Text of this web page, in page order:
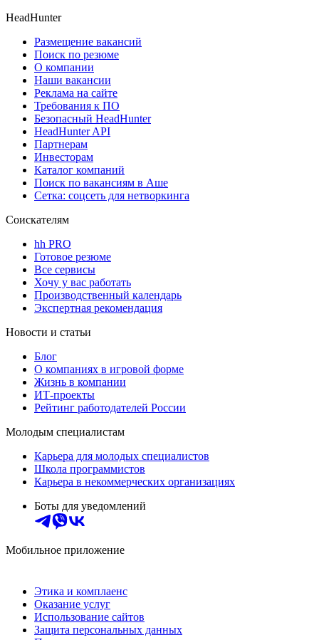
HeadHunter
Размещение вакансий
Поиск по резюме
О компании
Наши вакансии
Реклама на сайте
Требования к ПО
Безопасный HeadHunter
HeadHunter API
Партнерам
Инвесторам
Каталог компаний
Поиск по вакансиям в Аше
Сетка: соцсеть для нетворкинга
Соискателям
hh PRO
Готовое резюме
Все сервисы
Хочу у вас работать
Производственный календарь
Экспертная рекомендация
Новости и статьи
Блог
О компаниях в игровой форме
Жизнь в компании
ИТ-проекты
Рейтинг работодателей России
Молодым специалистам
Карьера для молодых специалистов
Школа программистов
Карьера в некоммерческих организациях
Боты для уведомлений
Мобильное приложение
Этика и комплаенс
Оказание услуг
Использование сайтов
Защита персональных данных